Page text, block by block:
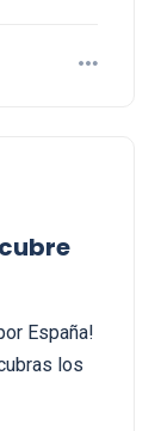
España!
los